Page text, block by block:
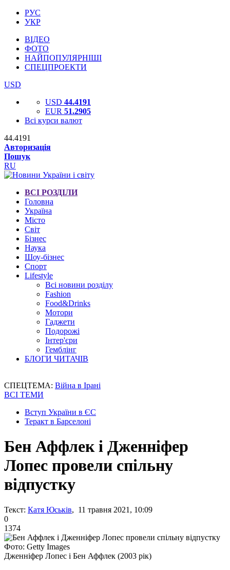
РУС
УКР
ВІДЕО
ФОТО
НАЙПОПУЛЯРНІШІ
СПЕЦПРОЕКТИ
USD
USD 44.4191
EUR 51.2905
Всі курси валют
44.4191
Авторизація
Пошук
RU
ВСІ РОЗДІЛИ
Головна
Україна
Місто
Світ
Бізнес
Наука
Шоу-бізнес
Спорт
Lifestyle
Всі новини розділу
Fashion
Food&Drinks
Мотори
Гаджети
Подорожі
Інтер'єри
Гемблінг
БЛОГИ ЧИТАЧІВ
СПЕЦТЕМА: Війна в Ірані
ВСІ ТЕМИ
Вступ України в ЄС
Теракт в Барселоні
Бен Аффлек і Дженніфер
Лопес провели спільну
відпустку
Текст: Катя Юськів, 11 травня 2021, 10:09
0
1374
Фото: Getty Images
Дженніфер Лопес і Бен Аффлек (2003 рік)